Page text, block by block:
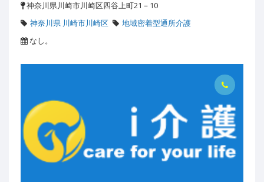
神奈川県川崎市川崎区四谷上町21－10
神奈川県 川崎市川崎区
地域密着型通所介護
なし。